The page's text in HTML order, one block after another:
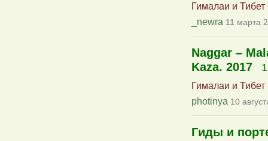
Гималаи и Тибет
_newra 11 марта
Naggar –
Kaza. 2017
1
Гималаи и Тибет
photinya 10
Гиды и